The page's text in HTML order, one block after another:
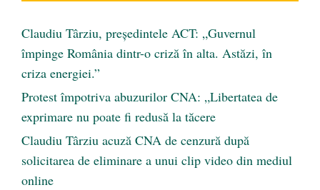
Claudiu Târziu, președintele ACT: „Guvernul
împinge România dintr-o criză în alta. Astăzi, în
criza energiei.”
Protest împotriva abuzurilor CNA: „Libertatea de
exprimare nu poate fi redusă la tăcere
Claudiu Târziu acuză CNA de cenzură după
solicitarea de eliminare a unui clip video din mediul
online